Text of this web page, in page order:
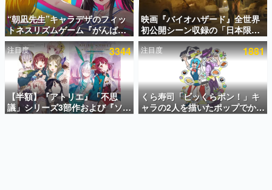
アプリセール情報
インタビュー
連載・特集一覧
殿堂入り記事
SNS拡散数が数千以上！ ページビュー数万以上！ などな
ど。多くの人々に読まれた、電ファミ渾身の“殿堂入り”記
事をまとめました。
“朝凪先生”キャラデザのフィッ
トネスリズムゲーム『がんば
れ！チアリズム』Steamストア
ページが公開。キャラクターの
CVは陽向葵ゅかさん
映画『バイオハザード』全世界
初公開シーン収録の「日本限
定」予告映像が解禁。バイオの
日（8月10日）にあわせて、
「ラクーンシティ総合病院」へ
行く配達人の姿が披露
注目度 3344
【半額】『アトリエ』「不思
議」シリーズ3部作および『ソフ
ィーのアトリエ2』公式画集の
注目度 1881
くら寿司「ビッくらポン！」キ
ャラの2人を描いたポップでかわ
いいコラボイラストが公開。コ